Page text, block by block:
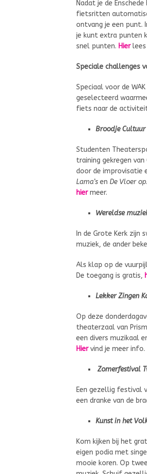
Nadat je de
fietsritten
ontvang je een punt.
je kunt extra punten
snel punten. Hierlees
Speciale challenges
Speciaal voor de
geselecteerd
fiets naar de
Broodje
Studenten
training gekregen
door de improvisatie
Lama’s en De Vloer op
hiermeer.
Wereldse
In de Grote Kerk zijn
muziek, de ander
Als klap op de
De toegang is gratis,
Lekker Zingen
Op deze
theaterzaal van
een divers muzikaal
Hiervind je meer info.
Zomerfestival
Een gezellig festival
een dranke van de
Kunst in het
Kom kijken bij het
eigen podia met
mooie koren. Op